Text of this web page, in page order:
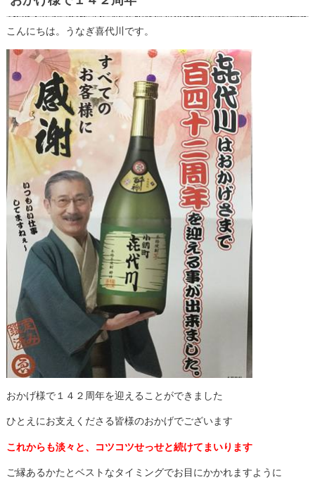
こんにちは。うなぎ喜代川です。
おかげ様で１４２周年を迎えることができました
ひとえにお支えくださる皆様のおかげでございます
これからも淡々と、コツコツせっせと続けてまいります
ご縁あるかたとベストなタイミングでお目にかかれますように